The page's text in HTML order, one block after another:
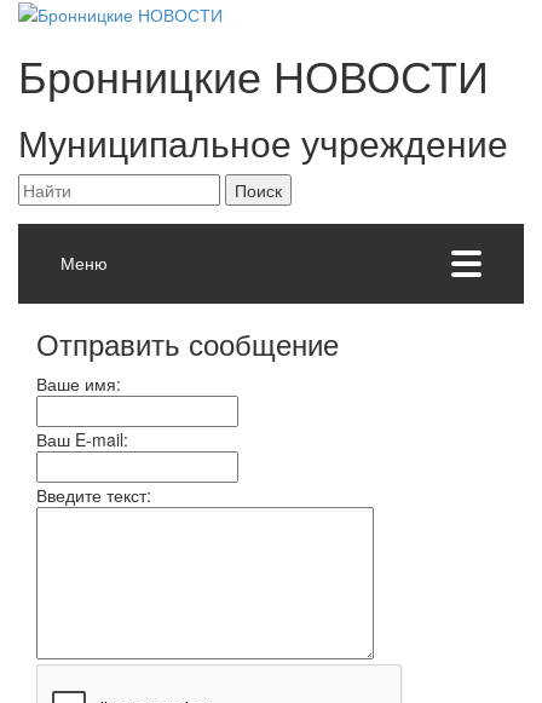
Бронницкие НОВОСТИ
Муниципальное учреждение
Меню
Отправить сообщение
Ваше имя:
Ваш E-mail:
Введите текст: